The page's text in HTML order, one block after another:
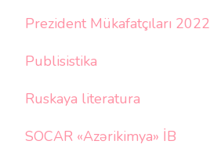
Prezident Mükafatçıları 2022
Publisistika
Ruskaya literatura
SOCAR «Azərikimya» İB